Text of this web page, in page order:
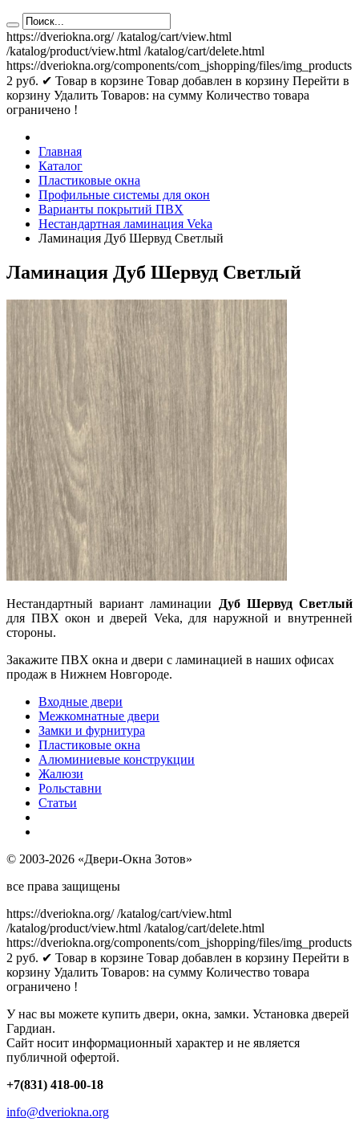
https://dveriokna.org/ /katalog/cart/view.html
/katalog/product/view.html /katalog/cart/delete.html
https://dveriokna.org/components/com_jshopping/files/img_products
2 руб. ✔ Товар в корзине Товар добавлен в корзину Перейти в
корзину Удалить Товаров: на сумму Количество товара
ограничено !
Главная
Каталог
Пластиковые окна
Профильные системы для окон
Варианты покрытий ПВХ
Нестандартная ламинация Veka
Ламинация Дуб Шервуд Светлый
Ламинация Дуб Шервуд Светлый
Нестандартный вариант ламинации
Дуб Шервуд Светлый
для ПВХ окон и дверей Veka, для наружной и внутренней
стороны.
Закажите ПВХ окна и двери с ламинацией в наших офисах
продаж в Нижнем Новгороде.
Входные двери
Межкомнатные двери
Замки и фурнитура
Пластиковые окна
Алюминиевые конструкции
Жалюзи
Рольставни
Статьи
© 2003-2026 «Двери-Окна Зотов»
все права защищены
https://dveriokna.org/ /katalog/cart/view.html
/katalog/product/view.html /katalog/cart/delete.html
https://dveriokna.org/components/com_jshopping/files/img_products
2 руб. ✔ Товар в корзине Товар добавлен в корзину Перейти в
корзину Удалить Товаров: на сумму Количество товара
ограничено !
У нас вы можете купить двери, окна, замки. Установка дверей
Гардиан.
Сайт носит информационный характер и не является
публичной офертой.
+7(831) 418-00-18
info@dveriokna.org